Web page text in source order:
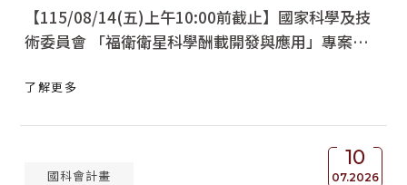
【115/08/14(五)上午10:00前截止】國家科學及技
術委員會 「福衛衛星科學酬載開發與應用」專案計
了解更多
10
07.2026
國科會計畫